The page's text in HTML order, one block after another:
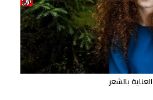
العناية بالشعر